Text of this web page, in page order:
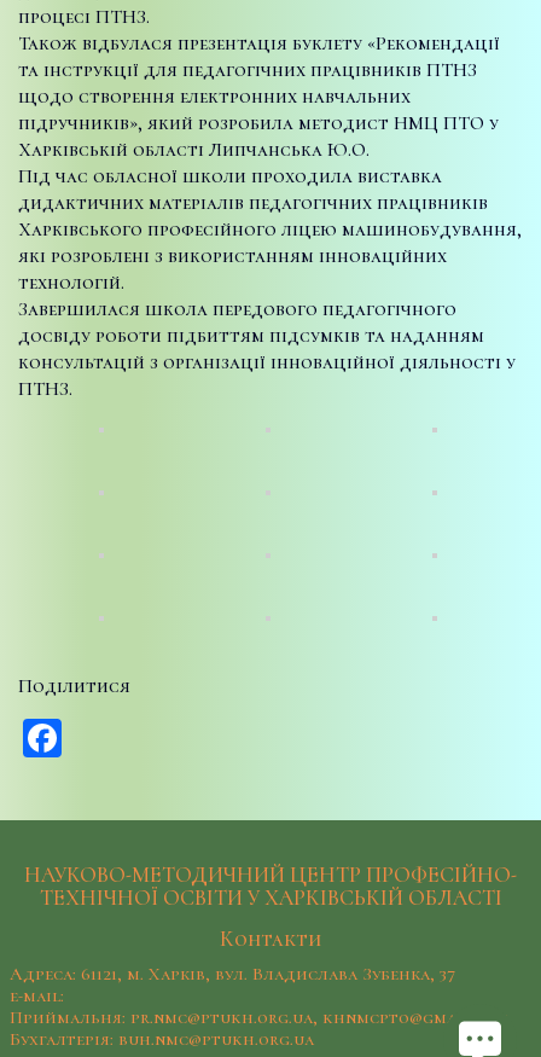
процесі ПТНЗ.
Також відбулася презентація буклету «Рекомендації
та інструкції для педагогічних працівників ПТНЗ
щодо створення електронних навчальних
підручників», який розробила методист НМЦ ПТО у
Харківській області Липчанська Ю.О.
Під час обласної школи проходила виставка
дидактичних матеріалів педагогічних працівників
Харківського професійного ліцею машинобудування,
які розроблені з використанням інноваційних
технологій.
Завершилася школа передового педагогічного
досвіду роботи підбиттям підсумків та наданням
консультацій з організації інноваційної діяльності у
ПТНЗ.
Поділитися
НАУКОВО-МЕТОДИЧНИЙ ЦЕНТР ПРОФЕСІЙНО-
ТЕХНІЧНОЇ ОСВІТИ У ХАРКІВСЬКІЙ ОБЛАСТІ
Контакти
Адреса: 61121, м. Харків, вул. Владислава Зубенка, 37
e-mail:
Приймальня: pr.nmc@ptukh.org.ua, khnmcpto@gmail.com
Бухгалтерія: buh.nmc@ptukh.org.ua